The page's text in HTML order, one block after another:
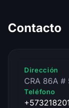
Contacto
Dirección
CRA 86A
Teléfono